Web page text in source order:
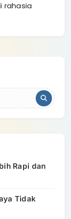
rahasia
Rapi dan
Tidak